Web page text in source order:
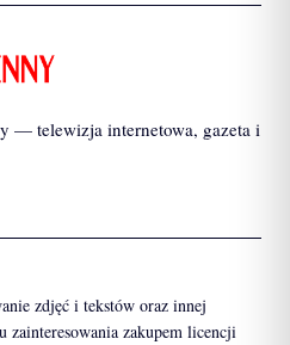
— telewizja internetowa, gazeta i
zdjęć i tekstów oraz innej
zainteresowania zakupem licencji